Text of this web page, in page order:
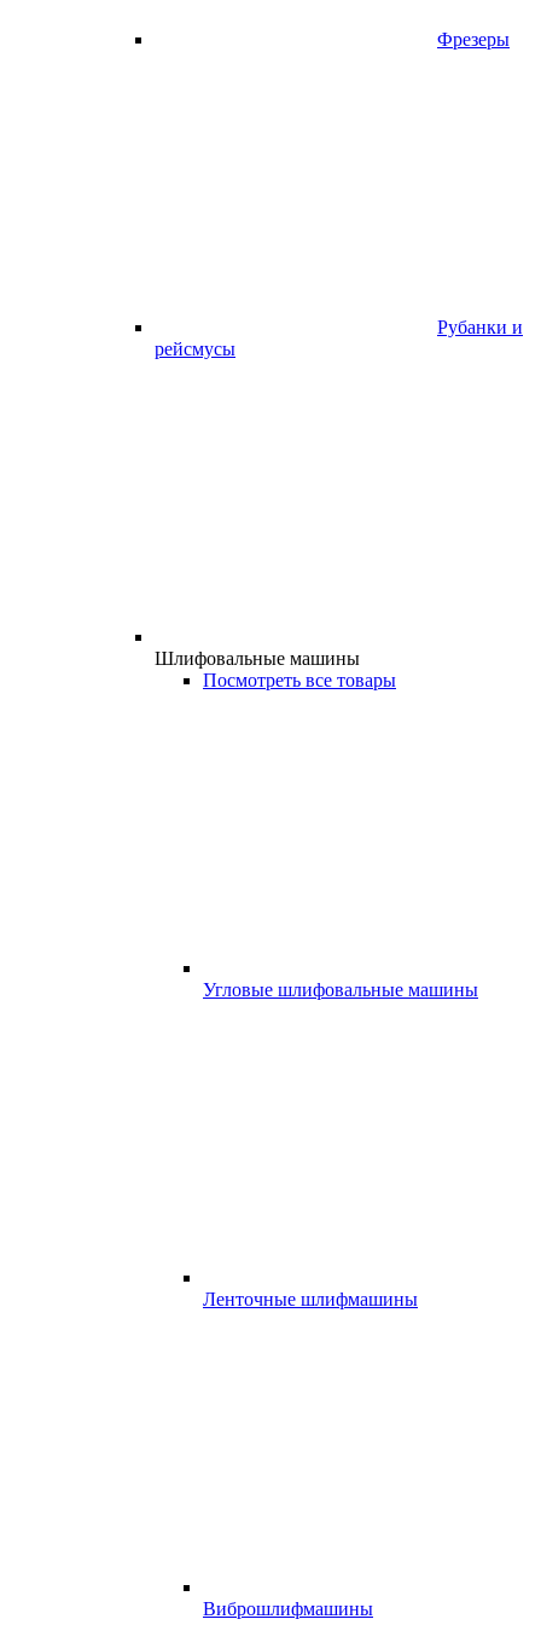
Фрезеры
Рубанки и
рейсмусы
Шлифовальные машины
Посмотреть все товары
Угловые шлифовальные машины
Ленточные шлифмашины
Виброшлифмашины